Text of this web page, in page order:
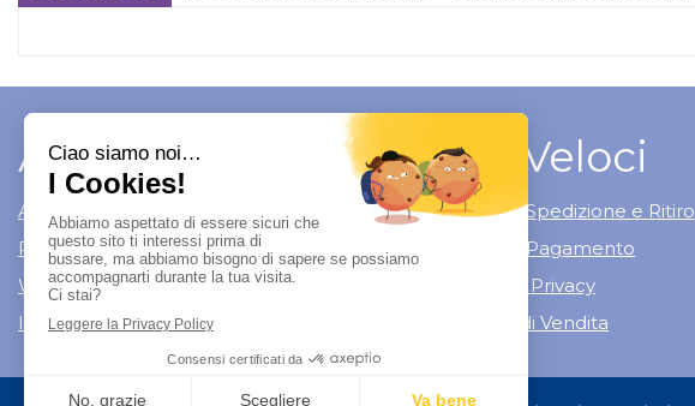
Area Utente
Area utente
Registrati
Wishlist
Iscrizione alla Newsletter
Link Veloci
Modalità di Spedizione e Ritiro
Modalità di Pagamento
Informativa Privacy
Condizioni di Vendita